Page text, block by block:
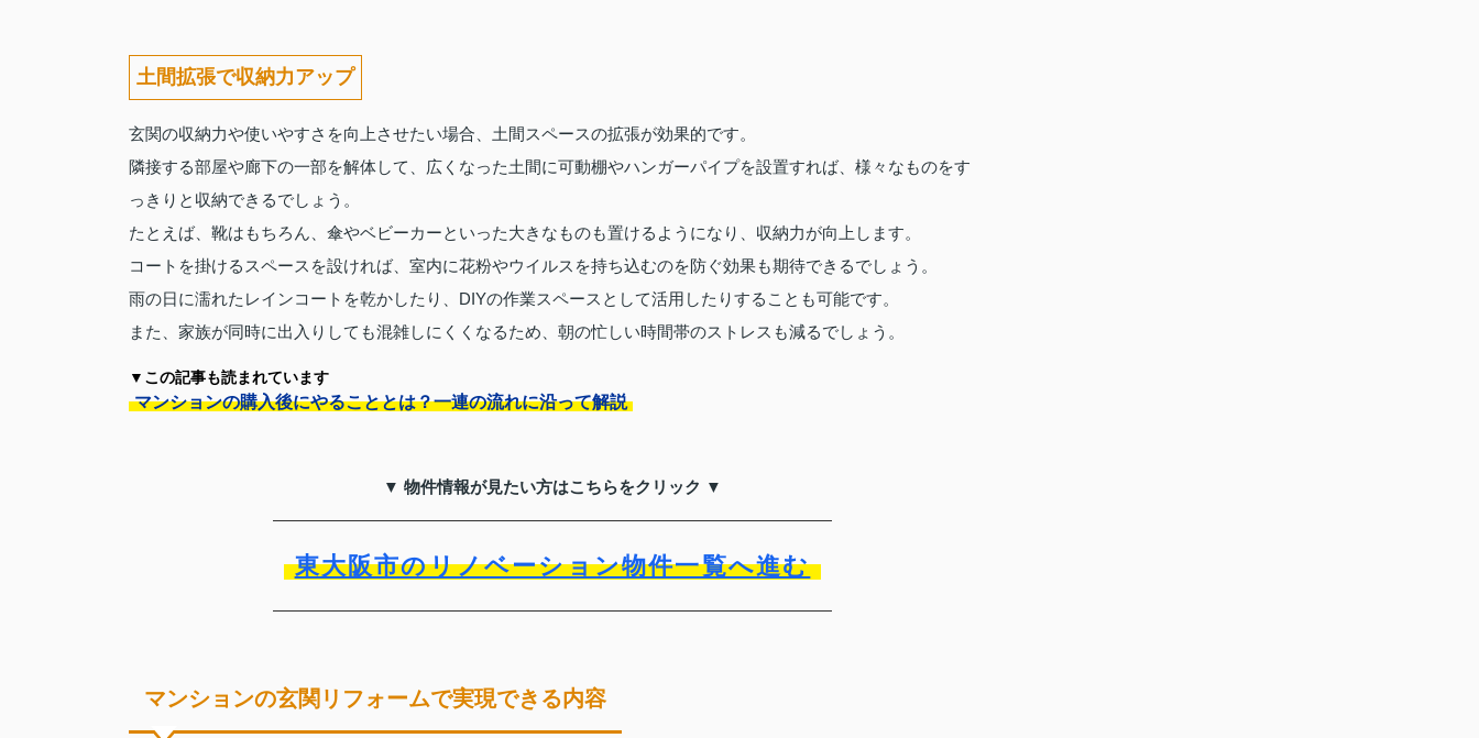
土間拡張で収納力アップ
玄関の収納力や使いやすさを向上させたい場合、土間スペースの拡張が効果的です。
隣接する部屋や廊下の一部を解体して、広くなった土間に可動棚やハンガーパイプを設置すれば、様々なものをす
っきりと収納できるでしょう。
たとえば、靴はもちろん、傘やベビーカーといった大きなものも置けるようになり、収納力が向上します。
コートを掛けるスペースを設ければ、室内に花粉やウイルスを持ち込むのを防ぐ効果も期待できるでしょう。
雨の日に濡れたレインコートを乾かしたり、DIYの作業スペースとして活用したりすることも可能です。
また、家族が同時に出入りしても混雑しにくくなるため、朝の忙しい時間帯のストレスも減るでしょう。
▼この記事も読まれています
マンションの購入後にやることとは？一連の流れに沿って解説
▼ 物件情報が見たい方はこちらをクリック ▼
東大阪市のリノベーション物件一覧へ進む
マンションの玄関リフォームで実現できる内容